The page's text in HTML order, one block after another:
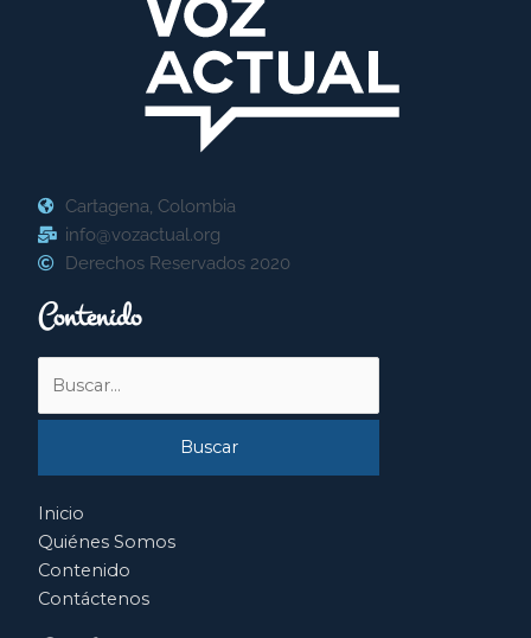
Cartagena, Colombia
info@vozactual.org
Derechos Reservados 2020
Contenido
por:
Inicio
Quiénes Somos
Contenido
Contáctenos